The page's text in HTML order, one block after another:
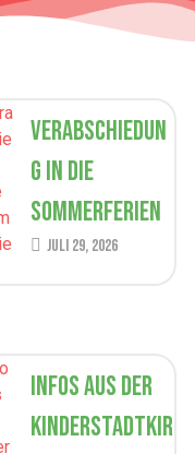
Verabschiedun
g in die
Sommerferien
Juli 29, 2026
Infos aus der
Kinderstadtkir